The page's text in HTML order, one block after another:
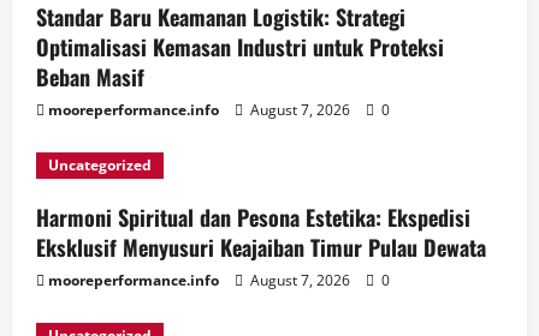
Standar Baru Keamanan Logistik: Strategi
Optimalisasi Kemasan Industri untuk Proteksi
Beban Masif
mooreperformance.info August 7, 2026 0
Uncategorized
Harmoni Spiritual dan Pesona Estetika: Ekspedisi
Eksklusif Menyusuri Keajaiban Timur Pulau Dewata
mooreperformance.info August 7, 2026 0